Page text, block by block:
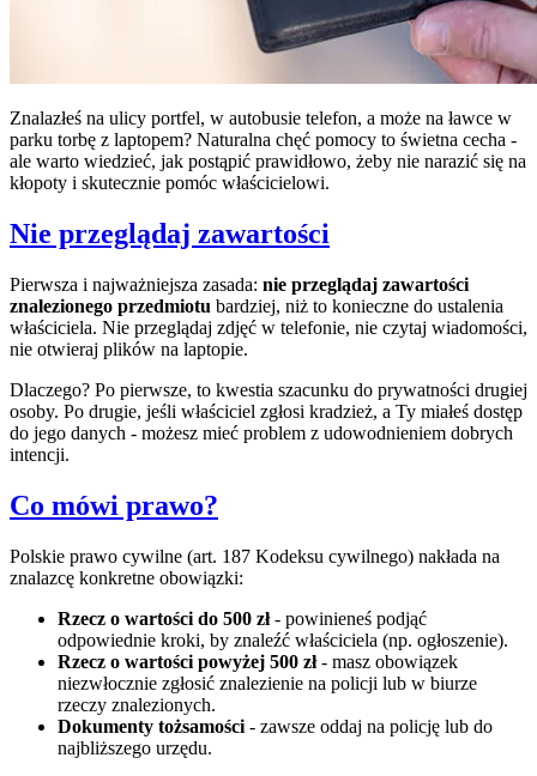
Znalazłeś na ulicy portfel, w autobusie telefon, a może na ławce w
parku torbę z laptopem? Naturalna chęć pomocy to świetna cecha -
ale warto wiedzieć, jak postąpić prawidłowo, żeby nie narazić się na
kłopoty i skutecznie pomóc właścicielowi.
Nie przeglądaj zawartości
Pierwsza i najważniejsza zasada: nie przeglądaj zawartości
znalezionego przedmiotu bardziej, niż to konieczne do ustalenia
właściciela. Nie przeglądaj zdjęć w telefonie, nie czytaj wiadomości,
nie otwieraj plików na laptopie.
Dlaczego? Po pierwsze, to kwestia szacunku do prywatności drugiej
osoby. Po drugie, jeśli właściciel zgłosi kradzież, a Ty miałeś dostęp
do jego danych - możesz mieć problem z udowodnieniem dobrych
intencji.
Co mówi prawo?
Polskie prawo cywilne (art. 187 Kodeksu cywilnego) nakłada na
znalazcę konkretne obowiązki:
Rzecz o wartości do 500 zł- powinieneś podjąć
odpowiednie kroki, by znaleźć właściciela (np. ogłoszenie).
Rzecz o wartości powyżej 500 zł- masz obowiązek
niezwłocznie zgłosić znalezienie na policji lub w biurze
rzeczy znalezionych.
Dokumenty tożsamości - zawsze oddaj na policję lub do
najbliższego urzędu.